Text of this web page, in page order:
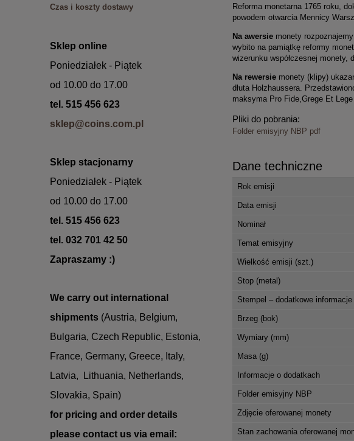
Czas i koszty dostawy
Sklep online
Poniedziałek - Piątek
od 10.00 do 17.00
tel. 515 456 623
sklep@coins.com.pl
Sklep stacjonarny
Poniedziałek - Piątek
od 10.00 do 17.00
tel. 515 456 623
tel. 032 701 42 50
Zapraszamy :)
We carry out international
shipments (Austria, Belgium,
Bulgaria, Czech Republic, Estonia,
France, Germany, Greece, Italy,
Latvia, Lithuania, Netherlands,
Slovakia, Spain)
for pricing and order details
please contact us via email:
Reforma monetarna 1765 roku,
powodem otwarcia Mennicy
Na awersie monety
wybito na pamiątkę reformy
wizerunku współczesnej monety,
Na rewersie monety (klipy)
dłuta Holzhaussera.
maksyma Pro Fide,Grege Et Lege
Pliki do pobrania:
Folder emisyjny NBP pdf
Dane techniczne
Rok emisji
Data emisji
Nominał
Temat emisyjny
Wielkość emisji (szt.)
Stop (metal)
Stempel – dodatkowe informacje
Brzeg (bok)
Wymiary (mm)
Masa (g)
Informacje o dodatkach
Folder emisyjny NBP
Zdjęcie oferowanej monety
Stan zachowania oferowanej